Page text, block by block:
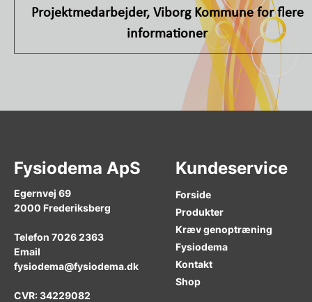
Projektmedarbejder, Viborg Kommune for flere
informationer
Fysiodema ApS
Egernvej 69
2000 Frederiksberg
Telefon 7026 2363
Email
fysiodema@fysiodema.dk
CVR: 34229082
Kundeservice
Forside
Produkter
Kræv genoptræning
Fysiodema
Kontakt
Shop